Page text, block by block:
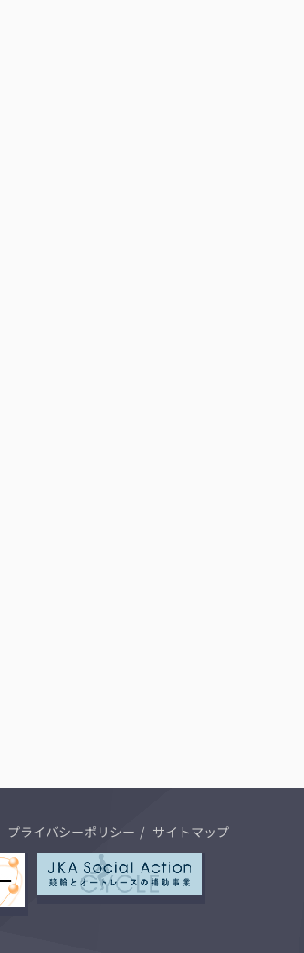
プライバシーポリシー サイトマップ